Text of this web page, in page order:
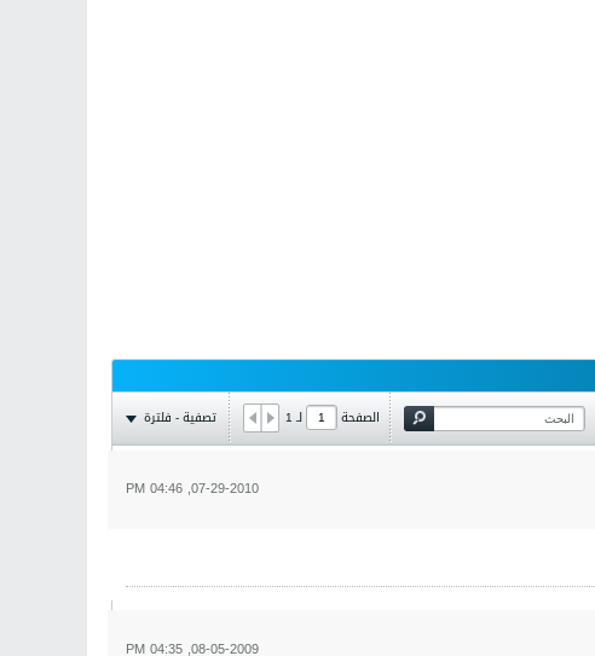
الصفحة لـ1 تصفية - فلترة
07-29-2010, 04:46 PM
08-05-2009, 04:35 PM